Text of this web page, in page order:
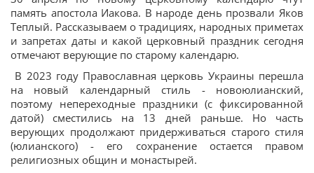
память апостола Иакова. В народе день прозвали Яков
Теплый. Рассказываем о традициях, народных приметах
и запретах даты и какой церковный праздник сегодня
отмечают верующие по старому календарю.
В 2023 году Православная церковь Украины перешла
на новый календарный стиль - новоюлианский,
поэтому непереходные праздники (с фиксированной
датой) сместились на 13 дней раньше. Но часть
верующих продолжают придерживаться старого стиля
(юлианского) - его сохранение остается правом
религиозных общин и монастырей.